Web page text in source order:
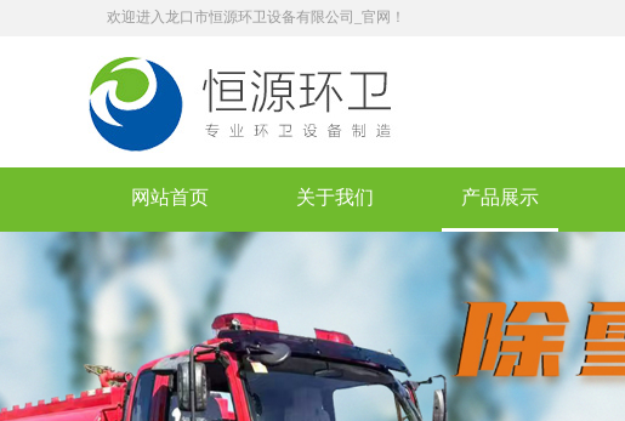
欢迎进入龙口市恒源环卫设备有限公司_官网！
网站首页 关于我们 产品展示